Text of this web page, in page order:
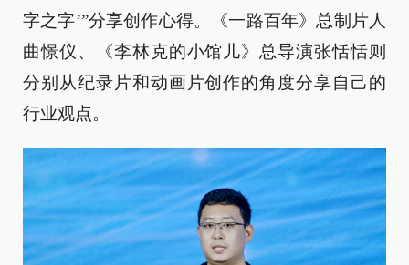
字之字’”分享创作心得。《一路百年》总制片人
曲憬仪、《李林克的小馆儿》总导演张恬恬则
分别从纪录片和动画片创作的角度分享自己的
行业观点。